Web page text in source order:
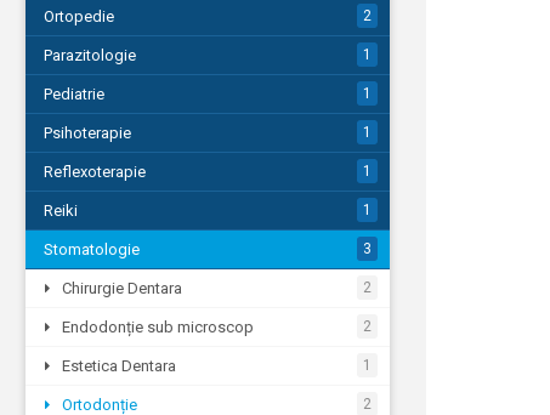
Ortopedie 2
Parazitologie 1
Pediatrie 1
Psihoterapie 1
Reflexoterapie 1
Reiki 1
Stomatologie 3
Chirurgie Dentara 2
Endodonție sub microscop 2
Estetica Dentara 1
Ortodonție 2